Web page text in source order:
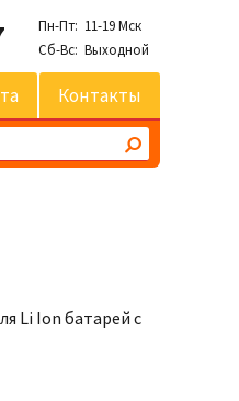
Пн-Пт: 11-19 Мск
Сб-Вс: Выходной
Контакты
Li Ion батарей с